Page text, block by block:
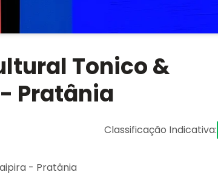
Tonico &
Pratânia
Classificação Indicativa:
- Pratânia